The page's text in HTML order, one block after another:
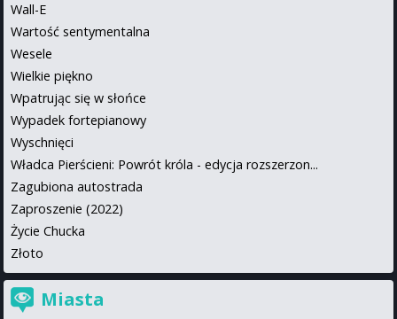
Wall-E
Wartość sentymentalna
Wesele
Wielkie piękno
Wpatrując się w słońce
Wypadek fortepianowy
Wyschnięci
Władca Pierścieni: Powrót króla - edycja rozszerzon...
Zagubiona autostrada
Zaproszenie (2022)
Życie Chucka
Złoto
Miasta